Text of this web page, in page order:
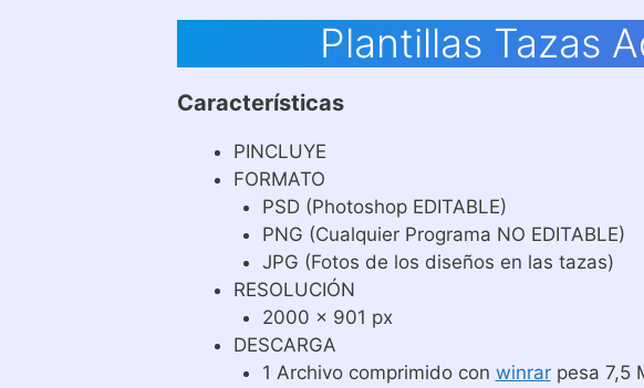
Plantillas Tazas
Características
PINCLUYE
FORMATO
PSD (Photoshop EDITABLE)
PNG (Cualquier Programa NO EDITABLE)
JPG (Fotos de los diseños en las tazas)
RESOLUCIÓN
2000 x 901 px
DESCARGA
1 Archivo comprimido con winrarpesa 7,5